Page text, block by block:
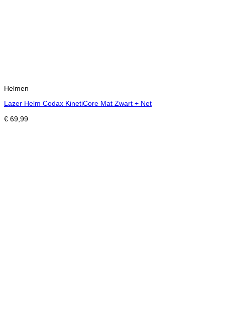
Helmen
Lazer Helm Codax KinetiCore Mat Zwart + Net
€ 69,99